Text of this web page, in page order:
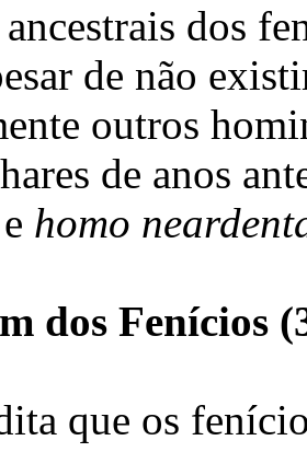
dos
de não
outros
de anos
e homo
dos Fenícios
que os